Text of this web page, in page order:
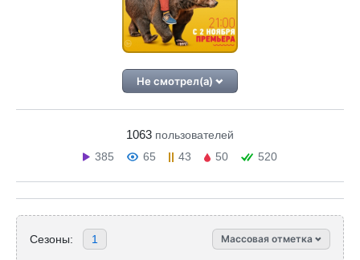
Не смотрел(а)
1063 пользователей
385
65 43 50 520
Сезоны: 1 Массовая отметка